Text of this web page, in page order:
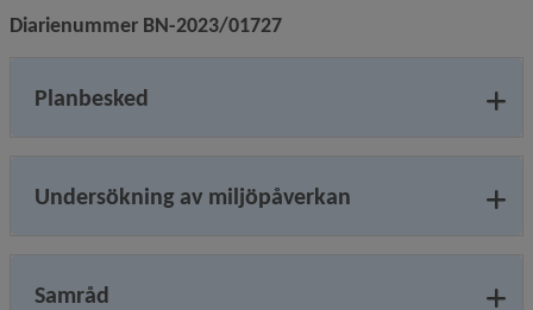
Diarienummer BN-2023/01727
Planbesked
Undersökning av miljöpåverkan
Samråd